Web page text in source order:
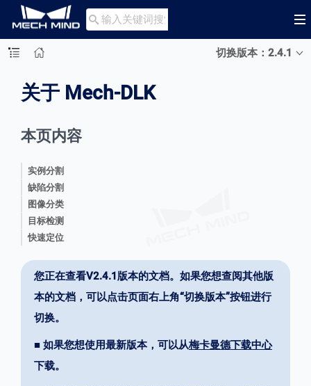

切换版本：2.4.1
关于 Mech-DLK
本页内容
实例分割
缺陷分割
图像分类
目标检测
快速定位
您正在查看V2.4.1版本的文档。如果您想查阅其他版
本的文档，可以点击页面右上角“切换版本”按钮进行
切换。
■ 如果您想使用最新版本，可以从梅卡曼德下载中心
下载。